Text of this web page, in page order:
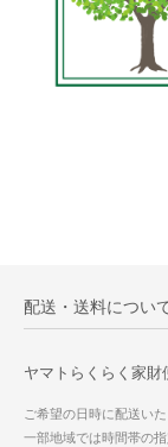
配送・送料につい
ヤマトらくらく家財
ご希望の日時に配送い
一部地域では時間帯の